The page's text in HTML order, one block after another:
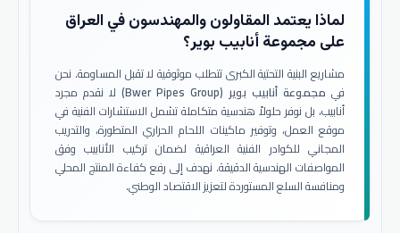
لماذا يعتمد المقاولون والمهندسون في العراق
على مجموعة أنابيب بوير؟
مشاريع البنية التحتية الكبرى تتطلب موثوقية لا تقبل المساومة. نحن
في مجموعة أنابيب بوير (Bwer Pipes Group)
لا نقدم مجرد
أنابيب، بل نوفر حلولاً هندسية متكاملة تشمل الاستشارات الفنية في
موقع العمل، وتوفير ماكينات اللحام الحراري المتطورة، والتدريب
المجاني للكوادر الفنية العراقية لضمان تركيب الأنابيب وفق
المواصفات الهندسية الدقيقة. نهدف إلى رفع كفاءة المنتج المحلي
ومنافسة السلع المستوردة لتعزيز الاقتصاد الوطني.